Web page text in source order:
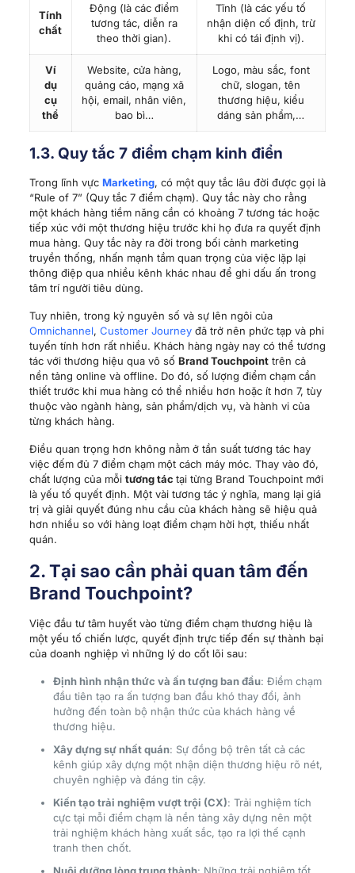
Tính
chất
Động (là các điểm
tương tác, diễn ra
theo thời gian).
Tĩnh (là các yếu tố
nhận diện cố định, trừ
khi có tái định vị).
Ví
dụ
cụ
thể
Website, cửa hàng,
quảng cáo, mạng xã
hội, email, nhân viên,
bao bì…
Logo, màu sắc, font
chữ, slogan, tên
thương hiệu, kiểu
dáng sản phẩm,…
1.3. Quy tắc 7 điểm chạm kinh điển
Trong lĩnh vực Marketing, có một quy tắc lâu đời được gọi là
“Rule of 7” (Quy tắc 7 điểm chạm). Quy tắc này cho rằng
một khách hàng tiềm năng cần có khoảng 7 tương tác hoặc
tiếp xúc với một thương hiệu trước khi họ đưa ra quyết định
mua hàng. Quy tắc này ra đời trong bối cảnh marketing
truyền thống, nhấn mạnh tầm quan trọng của việc lặp lại
thông điệp qua nhiều kênh khác nhau để ghi dấu ấn trong
tâm trí người tiêu dùng.
Tuy nhiên, trong kỷ nguyên số và sự lên ngôi của
Omnichannel, Customer Journeyđã trở nên phức tạp và phi
tuyến tính hơn rất nhiều. Khách hàng ngày nay có thể tương
tác với thương hiệu qua vô số Brand Touchpointtrên cả
nền tảng online và offline. Do đó, số lượng điểm chạm cần
thiết trước khi mua hàng có thể nhiều hơn hoặc ít hơn 7, tùy
thuộc vào ngành hàng, sản phẩm/dịch vụ, và hành vi của
từng khách hàng.
Điều quan trọng hơn không nằm ở tần suất tương tác hay
việc đếm đủ 7 điểm chạm một cách máy móc. Thay vào đó,
chất lượng của mỗi tương tác tại từng Brand Touchpoint mới
là yếu tố quyết định. Một vài tương tác ý nghĩa, mang lại giá
trị và giải quyết đúng nhu cầu của khách hàng sẽ hiệu quả
hơn nhiều so với hàng loạt điểm chạm hời hợt, thiếu nhất
quán.
2. Tại sao cần phải quan tâm đến
Brand Touchpoint?
Việc đầu tư tâm huyết vào từng điểm chạm thương hiệu là
một yếu tố chiến lược, quyết định trực tiếp đến sự thành bại
của doanh nghiệp vì những lý do cốt lõi sau:
Định hình nhận thức và ấn tượng ban đầu: Điểm chạm
đầu tiên tạo ra ấn tượng ban đầu khó thay đổi, ảnh
hưởng đến toàn bộ nhận thức của khách hàng về
thương hiệu.
Xây dựng sự nhất quán: Sự đồng bộ trên tất cả các
kênh giúp xây dựng một nhận diện thương hiệu rõ nét,
chuyên nghiệp và đáng tin cậy.
Kiến tạo trải nghiệm vượt trội (CX): Trải nghiệm tích
cực tại mỗi điểm chạm là nền tảng xây dựng nên một
trải nghiệm khách hàng xuất sắc, tạo ra lợi thế cạnh
tranh then chốt.